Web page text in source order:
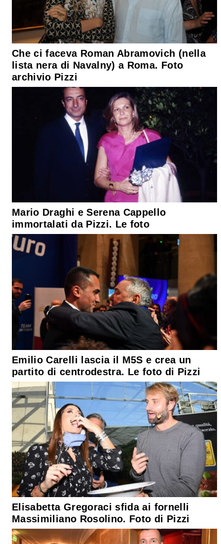
Che ci faceva Roman Abramovich (nella
lista nera di Navalny) a Roma. Foto
archivio Pizzi
Mario Draghi e Serena Cappello
immortalati da Pizzi. Le foto
Emilio Carelli lascia il M5S e crea un
partito di centrodestra. Le foto di Pizzi
Elisabetta Gregoraci sfida ai fornelli
Massimiliano Rosolino. Foto di Pizzi